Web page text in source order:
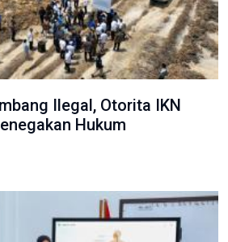
Ilegal, Otorita IKN
Hukum